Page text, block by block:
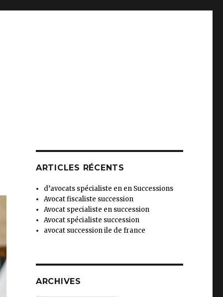
ARTICLES RÉCENTS
d’avocats spécialiste en en Successions
Avocat fiscaliste succession
Avocat specialiste en succession
Avocat spécialiste succession
avocat succession ile de france
ARCHIVES